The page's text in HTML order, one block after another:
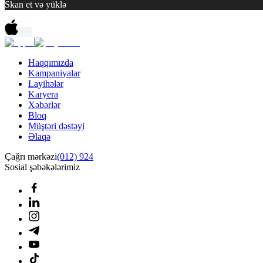
Skan et və yüklə
Haqqımızda
Kampaniyalar
Layihələr
Karyera
Xəbərlər
Bloq
Müştəri dəstəyi
Əlaqə
Çağrı mərkəzi(012) 924
Sosial şəbəkələrimiz